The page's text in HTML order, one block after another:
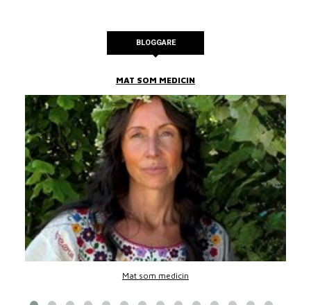
BLOGGARE
MAT SOM MEDICIN
Mat som medicin